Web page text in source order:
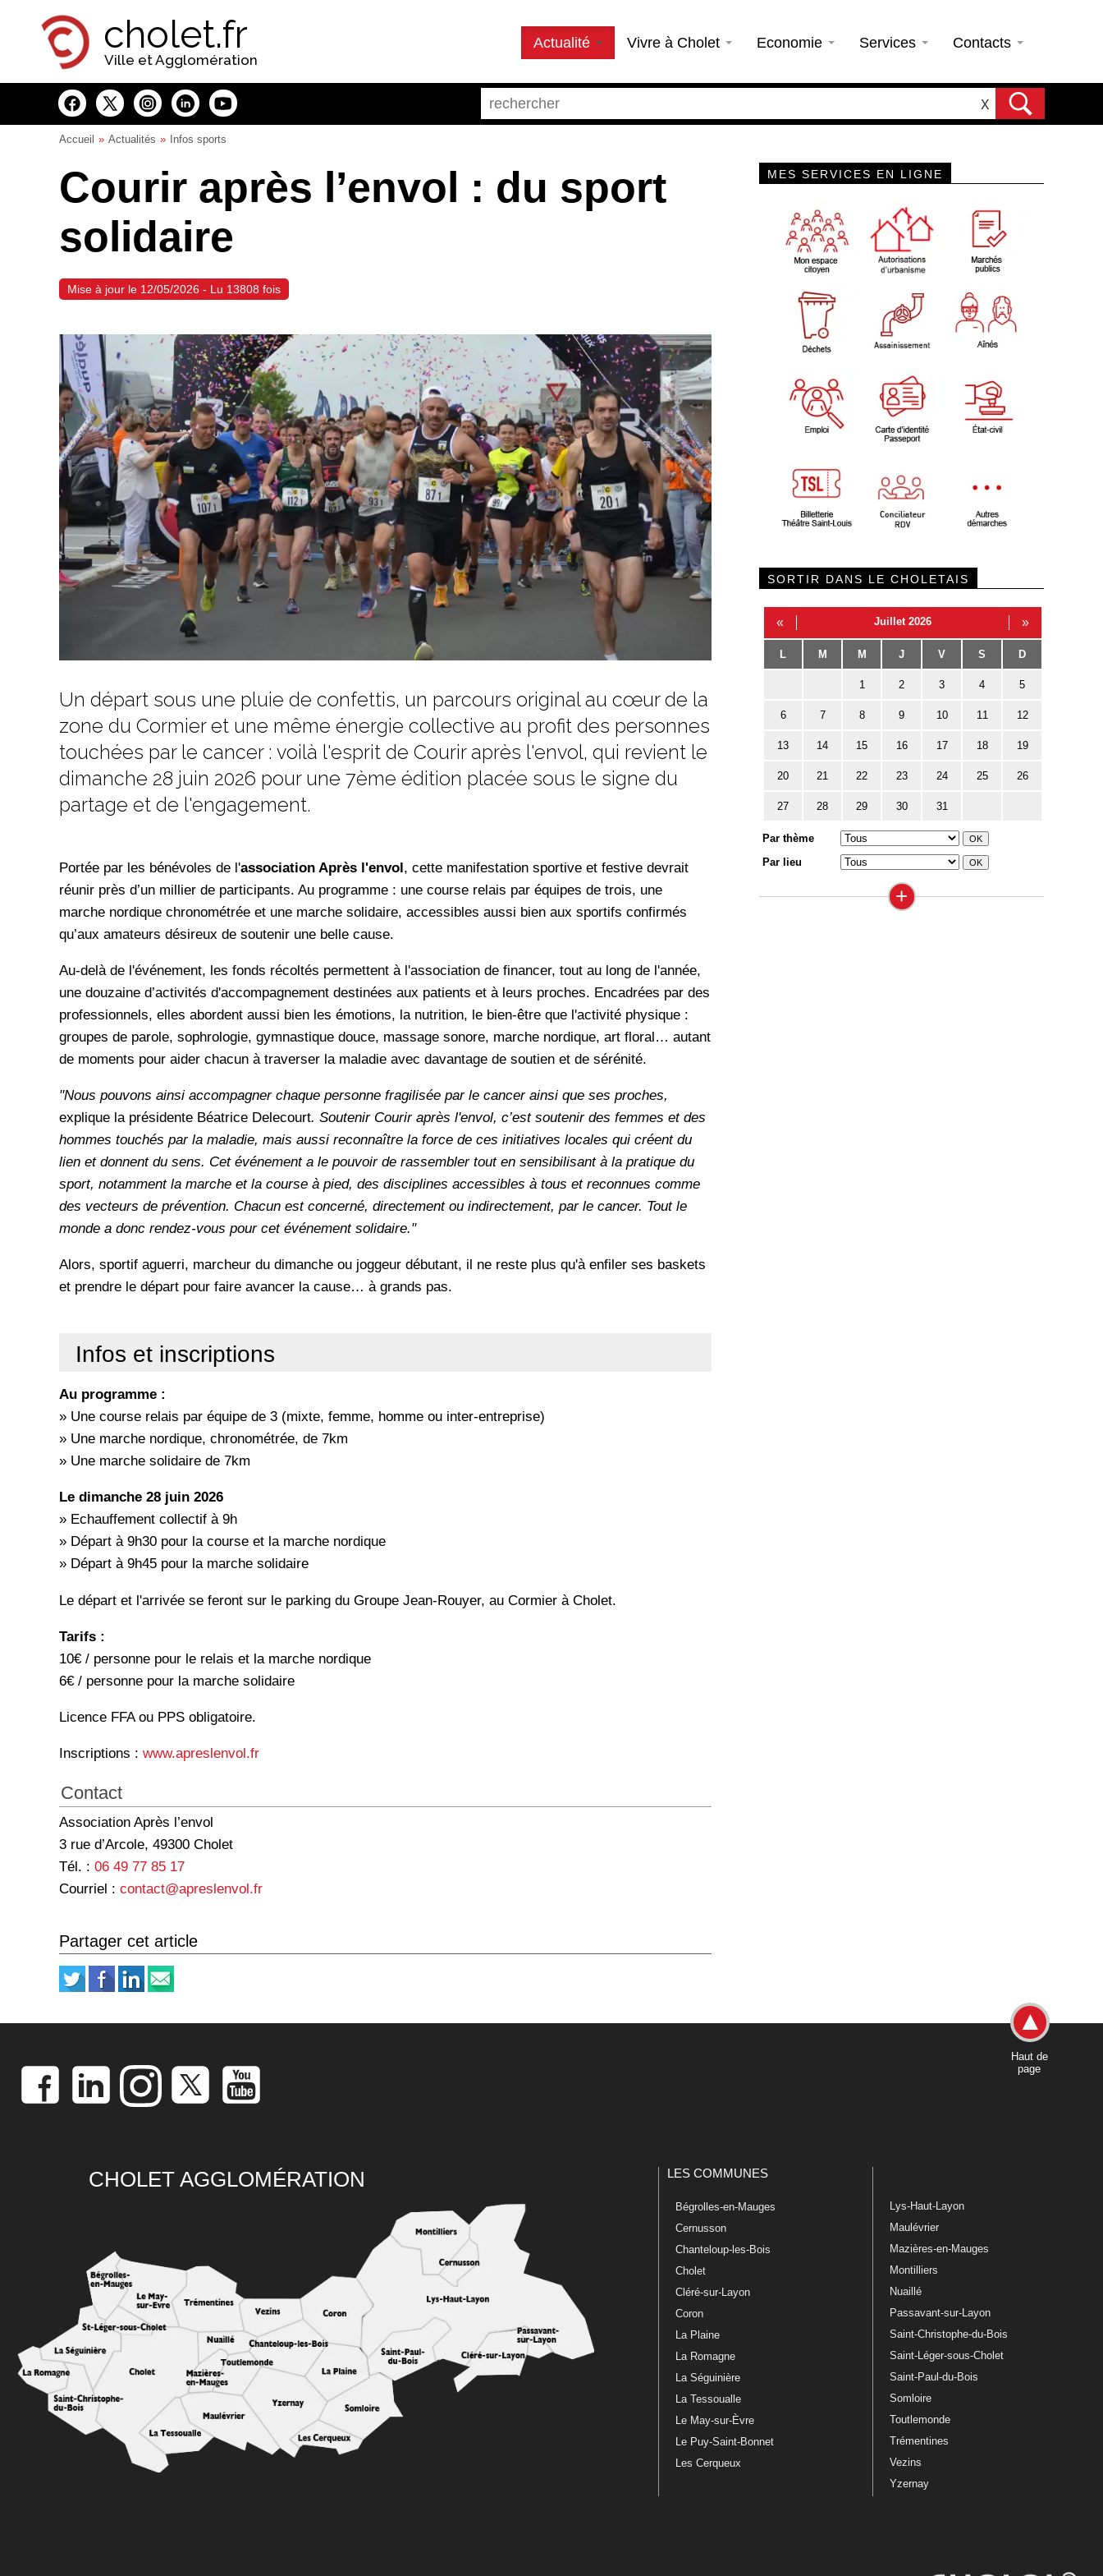
cholet.fr
Ville et Agglomération
Actualité Vivre à Cholet Economie Services Contacts
X
Accueil Actualités Infos sports
Courir après l’envol : du sport
solidaire
Mise à jour le 12/05/2026 - Lu 13808 fois
Un départ sous une pluie de confettis, un parcours original au cœur de la
zone du Cormier et une même énergie collective au profit des personnes
touchées par le cancer : voilà l'esprit de Courir après l'envol, qui revient le
dimanche 28 juin 2026 pour une 7ème édition placée sous le signe du
partage et de l'engagement.
Portée par les bénévoles de l'association Après l'envol, cette manifestation sportive et festive devrait
réunir près d’un millier de participants. Au programme : une course relais par équipes de trois, une
marche nordique chronométrée et une marche solidaire, accessibles aussi bien aux sportifs confirmés
qu’aux amateurs désireux de soutenir une belle cause.
Au-delà de l'événement, les fonds récoltés permettent à l'association de financer, tout au long de l'année,
une douzaine d’activités d'accompagnement destinées aux patients et à leurs proches. Encadrées par des
professionnels, elles abordent aussi bien les émotions, la nutrition, le bien-être que l'activité physique :
groupes de parole, sophrologie, gymnastique douce, massage sonore, marche nordique, art floral… autant
de moments pour aider chacun à traverser la maladie avec davantage de soutien et de sérénité.
"Nous pouvons ainsi accompagner chaque personne fragilisée par le cancer ainsi que ses proches,
explique la présidente Béatrice Delecourt. Soutenir Courir après l'envol, c’est soutenir des femmes et des
hommes touchés par la maladie, mais aussi reconnaître la force de ces initiatives locales qui créent du
lien et donnent du sens. Cet événement a le pouvoir de rassembler tout en sensibilisant à la pratique du
sport, notamment la marche et la course à pied, des disciplines accessibles à tous et reconnues comme
des vecteurs de prévention. Chacun est concerné, directement ou indirectement, par le cancer. Tout le
monde a donc rendez-vous pour cet événement solidaire."
Alors, sportif aguerri, marcheur du dimanche ou joggeur débutant, il ne reste plus qu'à enfiler ses baskets
et prendre le départ pour faire avancer la cause… à grands pas.
Infos et inscriptions
Au programme :
» Une course relais par équipe de 3 (mixte, femme, homme ou inter-entreprise)
» Une marche nordique, chronométrée, de 7km
» Une marche solidaire de 7km
Le dimanche 28 juin 2026
» Echauffement collectif à 9h
» Départ à 9h30 pour la course et la marche nordique
» Départ à 9h45 pour la marche solidaire
Le départ et l'arrivée se feront sur le parking du Groupe Jean-Rouyer, au Cormier à Cholet.
Tarifs :
10€ / personne pour le relais et la marche nordique
6€ / personne pour la marche solidaire
Licence FFA ou PPS obligatoire.
Inscriptions : www.apreslenvol.fr
Contact
Association Après l’envol
3 rue d’Arcole, 49300 Cholet
Tél. : 06 49 77 85 17
Courriel : contact@apreslenvol.fr
Partager cet article
MES SERVICES EN LIGNE
SORTIR DANS LE CHOLETAIS
« Juillet 2026 »
L M M J V S D
1 2 3 4 5
6 7 8 9 10 11 12
13 14 15 16 17 18 19
20 21 22 23 24 25 26
27 28 29 30 31
Par thème
Par lieu
+
Haut de
page
CHOLET AGGLOMÉRATION LES COMMUNES
Bégrolles-en-Mauges
Cernusson
Chanteloup-les-Bois
Cholet
Cléré-sur-Layon
Coron
La Plaine
La Romagne
La Séguinière
La Tessoualle
Le May-sur-Èvre
Le Puy-Saint-Bonnet
Les Cerqueux
Lys-Haut-Layon
Maulévrier
Mazières-en-Mauges
Montilliers
Nuaillé
Passavant-sur-Layon
Saint-Christophe-du-Bois
Saint-Léger-sous-Cholet
Saint-Paul-du-Bois
Somloire
Toutlemonde
Trémentines
Vezins
Yzernay